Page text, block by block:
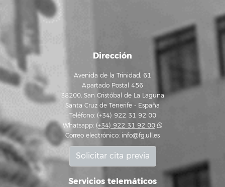
Dirección
Avenida de la Trinidad, 61
Apartado Postal 456
38200, San Cristóbal de La Laguna
Santa Cruz de Tenerife - España
Teléfono: (+34) 922 31 92 00
Whatsapp: (+34) 922 31 92 00
Correo electrónico: info@fg.ull.es
Solicitar cita previa
Servicios telemáticos